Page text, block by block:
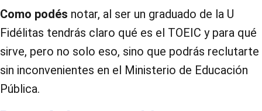
Como podés notar, al ser un graduado de la U
Fidélitas tendrás claro qué es el TOEIC y para qué
sirve, pero no solo eso, sino que podrás reclutarte
sin inconvenientes en el Ministerio de Educación
Pública.